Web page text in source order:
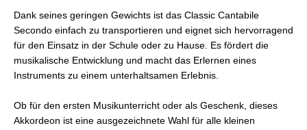
Dank seines geringen Gewichts ist das Classic Cantabile
Secondo einfach zu transportieren und eignet sich hervorragend
für den Einsatz in der Schule oder zu Hause. Es fördert die
musikalische Entwicklung und macht das Erlernen eines
Instruments zu einem unterhaltsamen Erlebnis.
Ob für den ersten Musikunterricht oder als Geschenk, dieses
Akkordeon ist eine ausgezeichnete Wahl für alle kleinen